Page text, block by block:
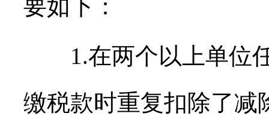
要如下：
1.在两个以上单位任
缴税款时重复扣除了减